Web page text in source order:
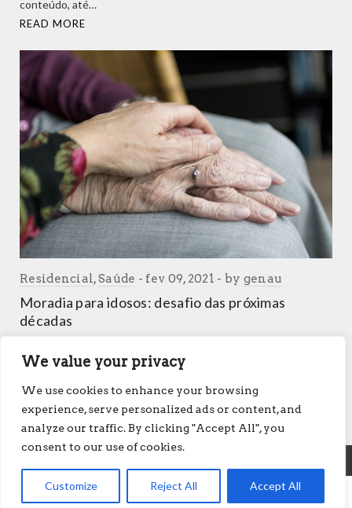
We value your privacy
We use cookies to enhance your browsing
experience, serve personalized ads or content, and
analyze our traffic. By clicking "Accept All", you
consent to our use of cookies.
Customize Reject All Accept All
conteúdo, até…
READ MORE
Residencial,Saúde fev 09, 2021 by genau
Moradia para idosos: desafio das próximas
décadas
projetos que desenvolvo no Brasil, tenho recebido inúmeras
READ MORE